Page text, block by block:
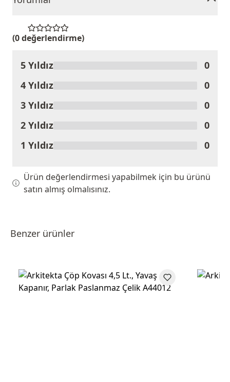
(0 değerlendirme)
Ürünü Değerlendir
5 Yıldız
0
4 Yıldız
0
3 Yıldız
0
2 Yıldız
0
1 Yıldız
0
Ürün değerlendirmesi yapabilmek için bu ürünü
satın almış olmalısınız.
Benzer ürünler